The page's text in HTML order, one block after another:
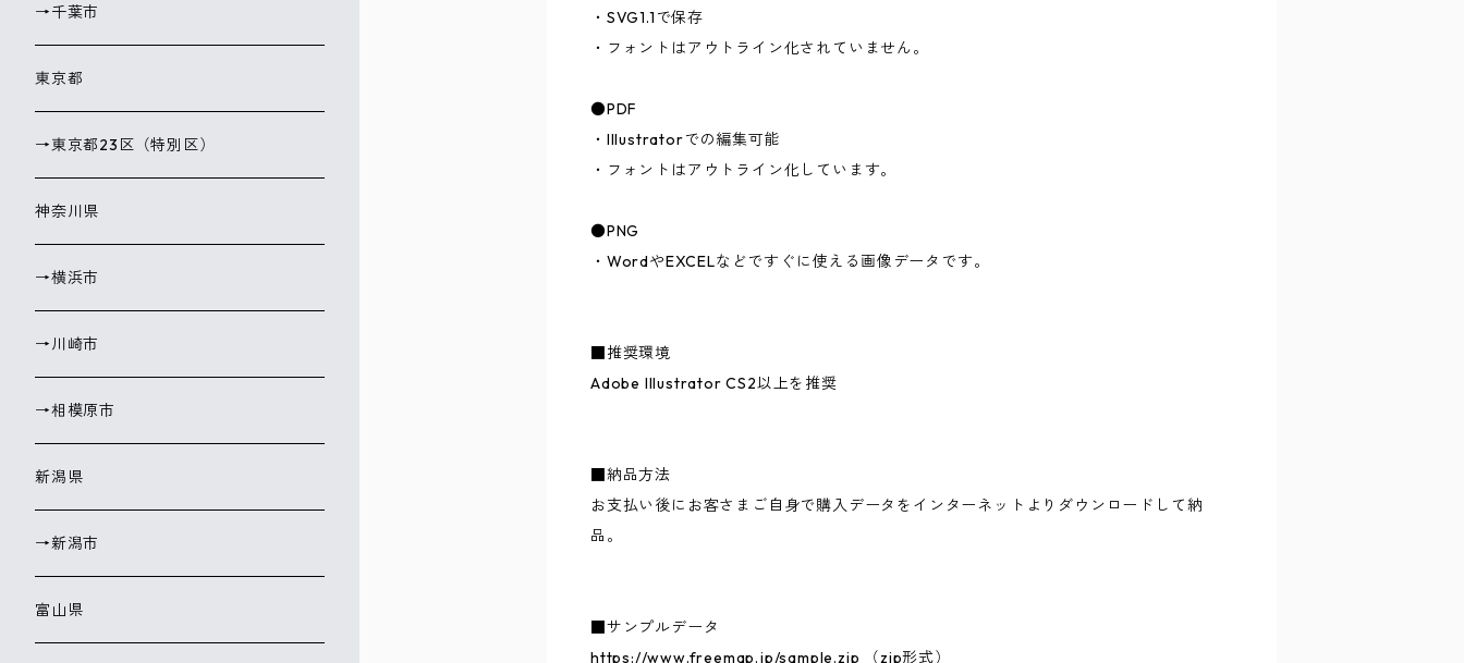
・SVG1.1で保存
・フォントはアウトライン化されていません。
●PDF
・Illustratorでの編集可能
・フォントはアウトライン化しています。
●PNG
・WordやEXCELなどですぐに使える画像データです。
■推奨環境
Adobe Illustrator CS2以上を推奨
■納品方法
お支払い後にお客さまご自身で購入データをインターネットよりダウンロードして納
品。
■サンプルデータ
https://www.freemap.jp/sample.zip （zip形式）
→千葉市
東京都
→東京都23区（特別区）
神奈川県
→横浜市
→川崎市
→相模原市
新潟県
→新潟市
富山県